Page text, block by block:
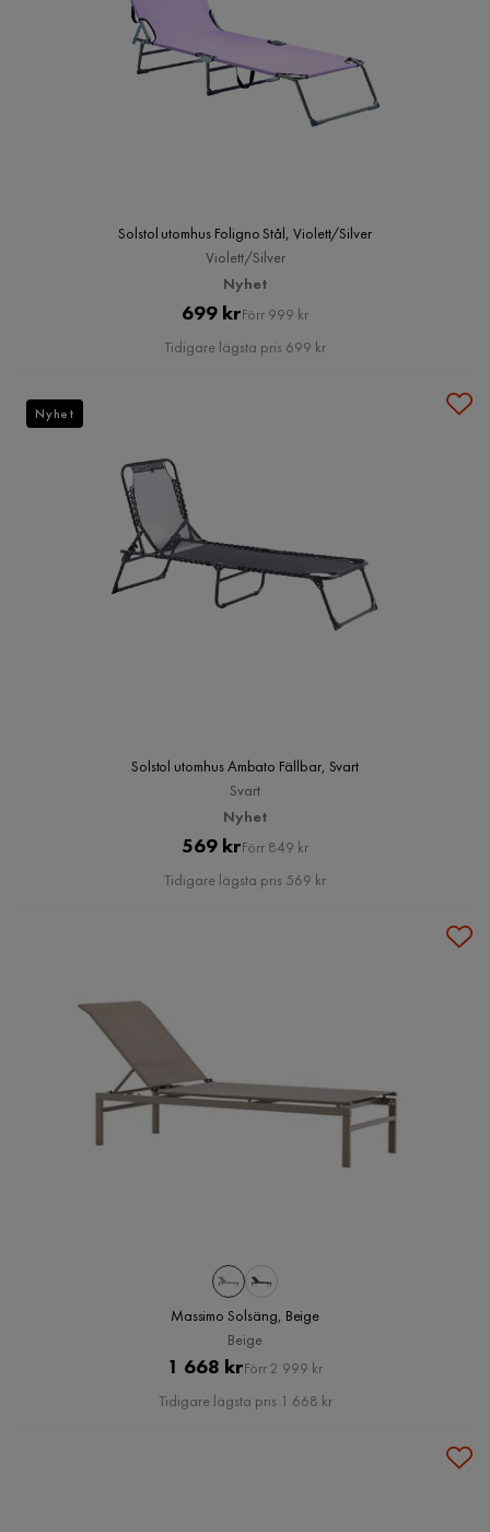
Solstol utomhus Foligno Stål, Violett/Silver
Violett/Silver
Nyhet
Pris
699 krOriginal
Pris
Förr 999 kr
Tidigare lägsta pris 699 kr
Solstol utomhus Ambato Fällbar, Svart
Svart
Nyhet
Pris
569 krOriginal
Pris
Förr 849 kr
Tidigare lägsta pris 569 kr
Nyhet
Massimo Solsäng, Beige
Beige
Pris
1 668 krOriginal
Pris
Förr 2 999 kr
Tidigare lägsta pris 1 668 kr